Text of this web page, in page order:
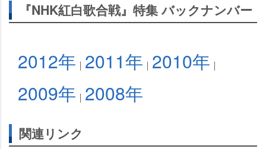
『NHK紅白歌合戦』特集 バックナンバー
2012年 ｜ 2011年 ｜ 2010年 ｜
2009年 ｜ 2008年
関連リンク